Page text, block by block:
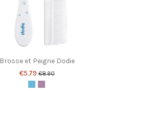
Brosse et Peigne Dodie
€5.79 €8.90
BluePink